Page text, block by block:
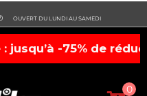
OUVERT DU LUNDI AU SAMEDI
-75% de réduction, !
0